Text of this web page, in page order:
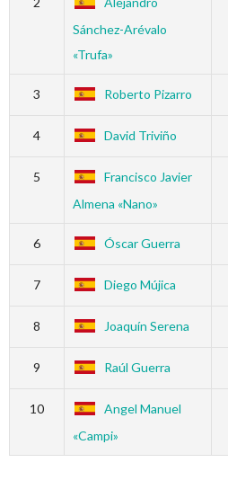
Sánchez-Arévalo
«Trufa»
3 Roberto Pizarro
4 David Triviño
5
Francisco Javier
Almena «Nano»
6 Óscar Guerra
7 Diego Mújica
8 Joaquín Serena
9 Raúl Guerra
10
Angel Manuel
«Campi»